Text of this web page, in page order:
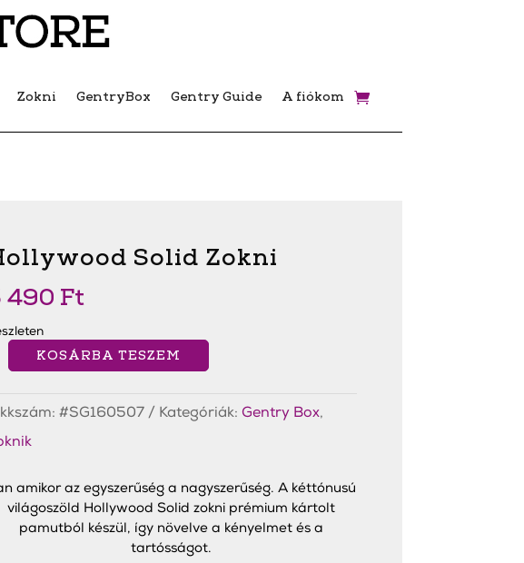
Zokni GentryBox Gentry Guide A fiókom
Solid Zokni
490 Ft
Zokni
KOSÁRBA TESZEM
#SG160507 Kategóriák: Gentry Box,
amikor az egyszerűség a nagyszerűség. A kéttónusú
világoszöld Hollywood Solid zokni prémium kártolt
pamutból készül, így növelve a kényelmet és a
tartósságot.